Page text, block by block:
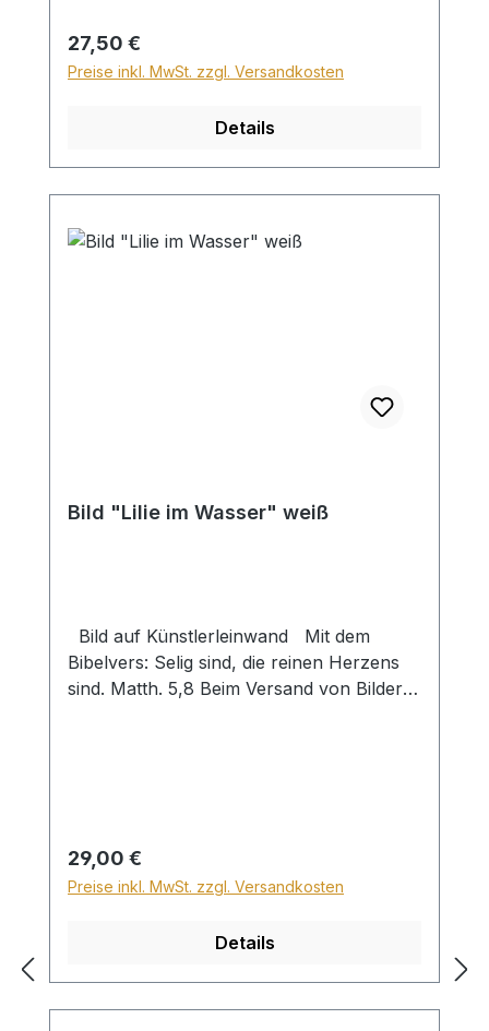
Ausland beträgt der Sperrgutzuschlag
30€.
Regulärer Preis:
27,50 €
Preise inkl. MwSt. zzgl. Versandkosten
Details
Bild "Lilie im Wasser" weiß
Bild auf Künstlerleinwand Mit dem
Bibelvers: Selig sind, die reinen Herzens
sind. Matth. 5,8 Beim Versand von Bildern
Sperrgutzuschlag 30€.
Regulärer Preis:
29,00 €
Preise inkl. MwSt. zzgl. Versandkosten
Details